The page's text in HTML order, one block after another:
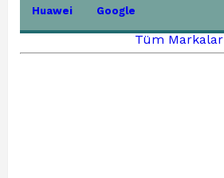
Huawei Google
Tüm Markalar